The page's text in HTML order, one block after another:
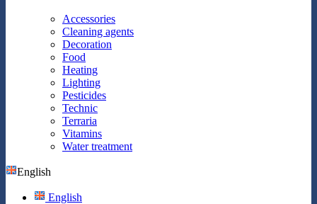
Accessories
Cleaning agents
Decoration
Food
Heating
Lighting
Pesticides
Technic
Terraria
Vitamins
Water treatment
English
English